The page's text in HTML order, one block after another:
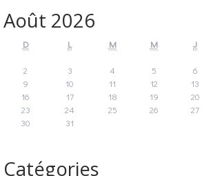
Août 2026
D L M M J
2
3 4 5 6
9
10 11 12 13
16
17 18 19 20
23
24 25 26 27
30
31
Catégories